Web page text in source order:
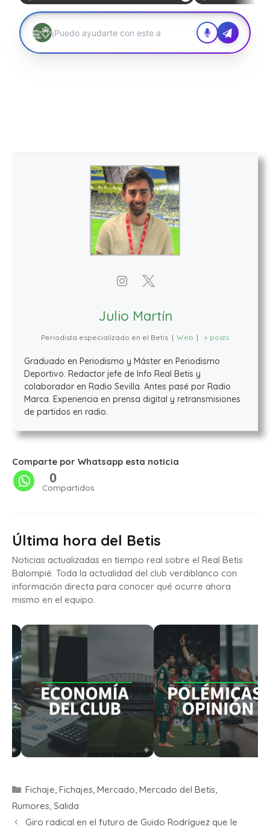
Julio Martín
Periodista especializado en el Betis | Web | + posts
Graduado en Periodismo y Máster en Periodismo
Deportivo. Redactor jefe de Info Real Betis y
colaborador en Radio Sevilla. Antes pasé por Radio
Marca. Experiencia en prensa digital y retransmisiones
de partidos en radio.
Comparte por Whatsapp esta noticia
0
Compartidos
Última hora del Betis
Noticias actualizadas en tiempo real sobre el Real Betis
Balompié. Toda la actualidad del club verdiblanco con
información directa para conocer qué ocurre ahora
mismo en el equipo.
Fichaje, Fichajes, Mercado, Mercado del Betis,
Rumores, Salida
Giro radical en el futuro de Guido Rodríguez que le